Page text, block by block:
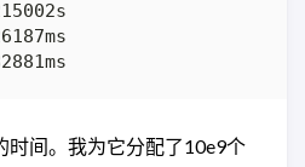
时间。我为它分配了10e9个